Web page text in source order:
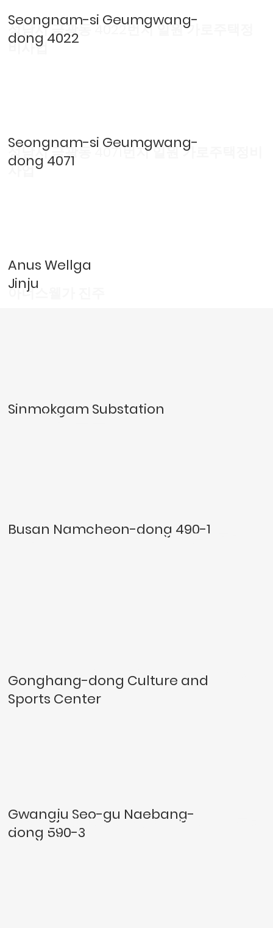
성남시 금광동 4022번지 일원 가로주택정
비사업
Seongnam-si Geumgwang-
dong 4022
성남시 금광동 4071번지 일원 가로주택정비
사업
Seongnam-si Geumgwang-
dong 4071
​아너스웰가 진주
Anus Wellga
Jinju
Sinmokgam Substation
신목감변전소 토건설계
Busan Namcheon-dong 490-1
부산시 남천동 490-1번지 일원 공동주택
공항동 문화 · 체육센터 생활 SOC복합화사
업
Gonghang-dong Culture and
Sports Center
Gwangju Seo-gu Naebang-
dong 590-3
광주 서구 내방동 590-3번지 일원 가로주택
정비사업